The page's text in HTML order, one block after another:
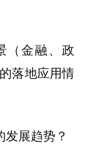
（金融、政
落地应用情
发展趋势？